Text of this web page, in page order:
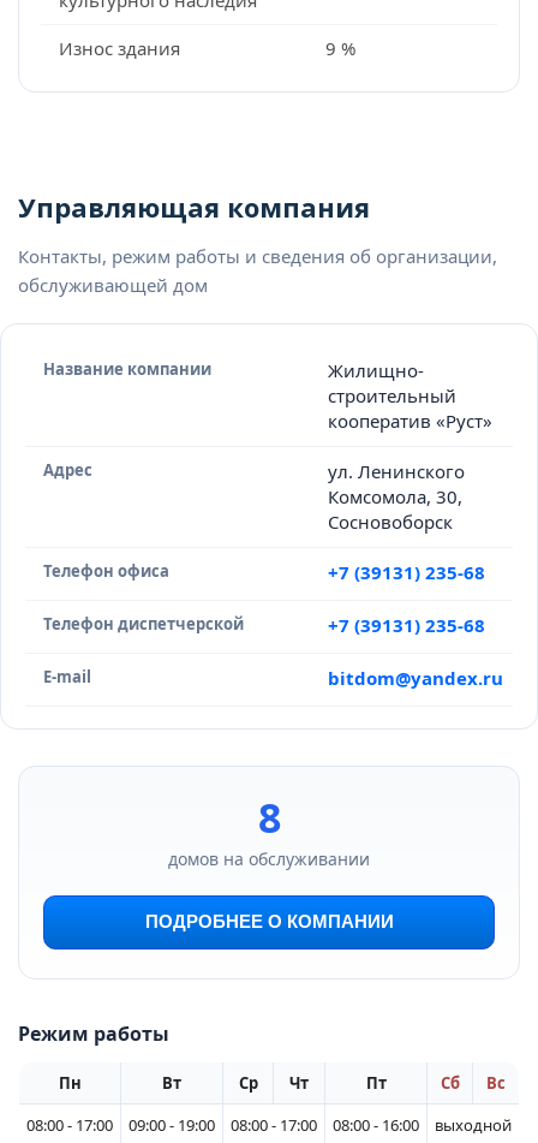
Износ здания 9 %
Управляющая компания
Контакты, режим работы и сведения об организации,
обслуживающей дом
Название компании
Жилищно-
строительный
кооператив «Руст»
Адрес
ул. Ленинского
Комсомола, 30,
Сосновоборск
Телефон офиса +7 (39131) 235-68
Телефон диспетчерской +7 (39131) 235-68
E-mail bitdom@yandex.ru
8
домов на обслуживании
ПОДРОБНЕЕ О КОМПАНИИ
Режим работы
Пн Вт Ср Чт Пт Сб
Вс
08:00 - 17:00
09:00 - 19:00 08:00 - 17:00 08:00 - 16:00 выходной